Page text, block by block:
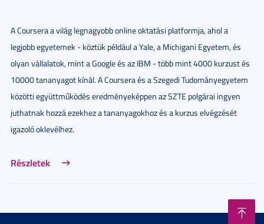
A Coursera a világ legnagyobb online oktatási platformja, ahol a
legjobb egyetemek - köztük például a Yale, a Michigani Egyetem, és
olyan vállalatok, mint a Google és az IBM - több mint 4000 kurzust és
10000 tananyagot kínál. A Coursera és a Szegedi Tudományegyetem
közötti együttműködés eredményeképpen az SZTE polgárai ingyen
juthatnak hozzá ezekhez a tananyagokhoz és a kurzus elvégzését
igazoló oklevélhez.
Részletek